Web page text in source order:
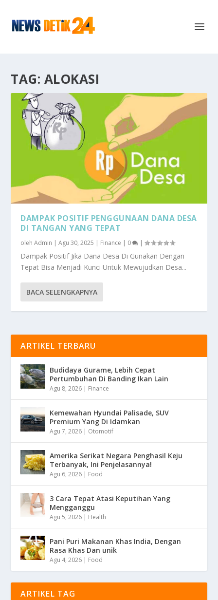
TAG: ALOKASI
DAMPAK POSITIF PENGGUNAAN DANA DESA
DI TANGAN YANG TEPAT
olehAdmin |Agu 30, 2025 | Finance | 0 |
Dampak Positif Jika Dana Desa Di Gunakan Dengan
Tepat Bisa Menjadi Kunci Untuk Mewujudkan Desa...
BACA SELENGKAPNYA
ARTIKEL TERBARU
Budidaya Gurame, Lebih Cepat
Pertumbuhan Di Banding Ikan Lain
Agu 8, 2026 | Finance
Kemewahan Hyundai Palisade, SUV
Premium Yang Di Idamkan
Agu 7, 2026 | Otomotif
Amerika Serikat Negara Penghasil Keju
Terbanyak, Ini Penjelasannya!
Agu 6, 2026 | Food
3 Cara Tepat Atasi Keputihan Yang
Mengganggu
Agu 5, 2026 | Health
Pani Puri Makanan Khas India, Dengan
Rasa Khas Dan unik
Agu 4, 2026 | Food
ARTIKEL TAG